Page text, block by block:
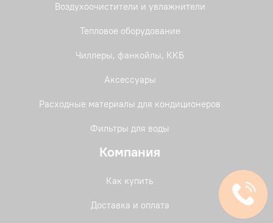
Воздухоочистители и увлажнители
Тепловое оборудование
Чиллеры, фанкойлы, ККБ
Аксессуары
Расходные материалы для кондиционеров
Фильтры для воды
Компания
Как купить
Доставка и оплата